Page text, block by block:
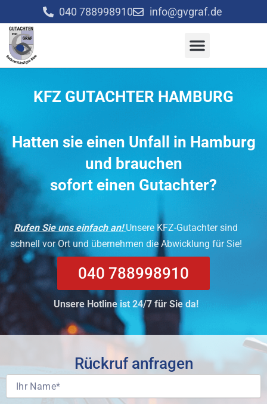
Inhalt
springen
040 788998910 info@gvgraf.de
KFZ GUTACHTER HAMBURG
Hatten sie einen Unfall in Hamburg
und brauchen
sofort einen Gutachter?
Rufen Sie uns einfach an! Unsere KFZ-Gutachter sind
schnell vor Ortund übernehmen die Abwicklung für Sie!
040 788998910
Unsere Hotline ist 24/7 für Sie da!
Rückruf anfragen